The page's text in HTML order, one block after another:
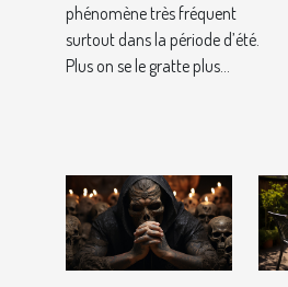
phénomène très fréquent
surtout dans la période d’été.
Plus on se le gratte plus...